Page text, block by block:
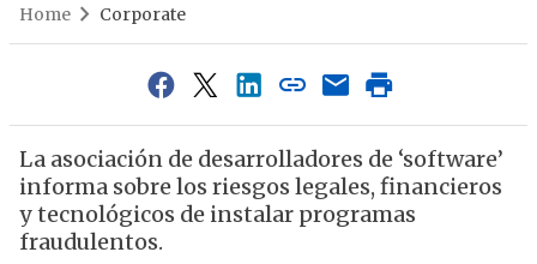
Home Corporate
La asociación de desarrolladores de ‘software’
informa sobre los riesgos legales, financieros
y tecnológicos de instalar programas
fraudulentos.